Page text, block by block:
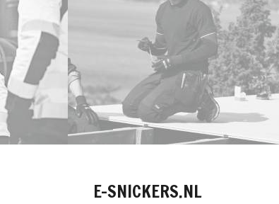
E-SNICKERS.NL